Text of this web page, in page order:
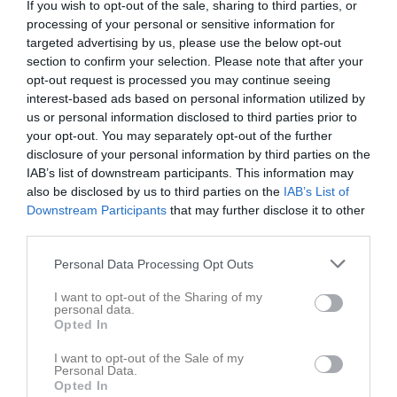
If you wish to opt-out of the sale, sharing to third parties, or
processing of your personal or sensitive information for
targeted advertising by us, please use the below opt-out
section to confirm your selection. Please note that after your
opt-out request is processed you may continue seeing
interest-based ads based on personal information utilized by
us or personal information disclosed to third parties prior to
your opt-out. You may separately opt-out of the further
disclosure of your personal information by third parties on the
IAB’s list of downstream participants. This information may
also be disclosed by us to third parties on the IAB’s List of
Downstream Participants that may further disclose it to other
Personal Data Processing Opt Outs
I want to opt-out of the Sharing of my
personal data.
Opted In
I want to opt-out of the Sale of my
Personal Data.
Opted In
Stabil poängmakare klar för fortsättning
11 jun